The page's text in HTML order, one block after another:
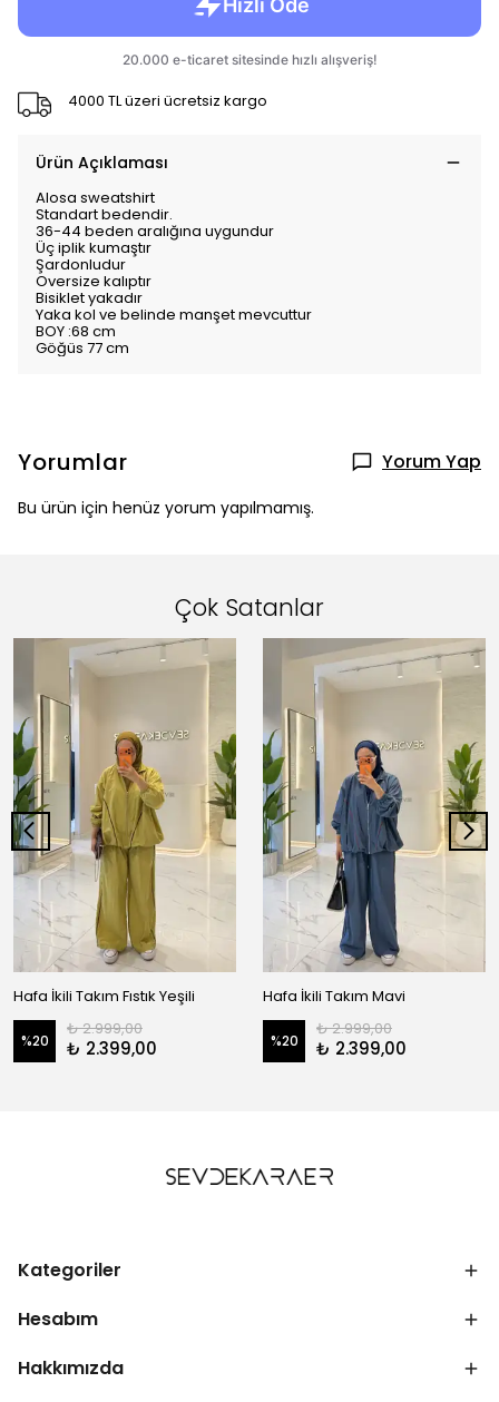
4000 TL üzeri ücretsiz kargo
Ürün Açıklaması
Alosa sweatshirt
Standart bedendir.
36-44 beden aralığına uygundur
Üç iplik kumaştır
Şardonludur
Oversize kalıptır
Bisiklet yakadır
Yaka kol ve belinde manşet mevcuttur
BOY :68 cm
Göğüs 77 cm
Yorumlar Yorum Yap
Bu ürün için henüz yorum yapılmamış.
Çok Satanlar
Hafa İkili Takım Fıstık Yeşili
%20
₺ 2.999,00
₺ 2.399,00
Hafa İkili Takım Mavi
%20
₺ 2.999,00
₺ 2.399,00
Kategoriler
Hesabım
Hakkımızda